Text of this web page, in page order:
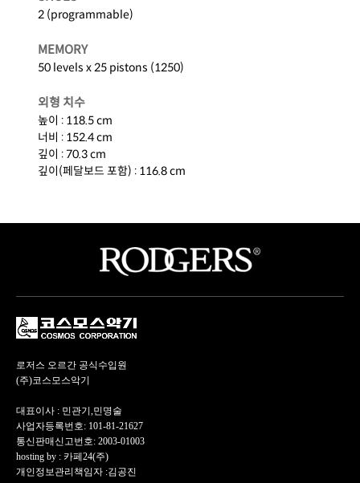
2 (programmable)
MEMORY
50 levels x 25 pistons (1250)
외형 치수
높이 : 118.5 cm
너비 : 152.4 cm
깊이 : 70.3 cm
깊이(페달보드 포함) : 116.8 cm
로저스 오르간 공식수입원
(주)코스모스악기
대표이사 : 민관기,민명술
사업자등록번호: 101-81-21627
통신판매신고번호: 2003-01003
hosting by : 카페24(주)
개인정보관리책임자 :김공진